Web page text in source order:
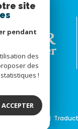
réservés
site
pendant
des
des
!